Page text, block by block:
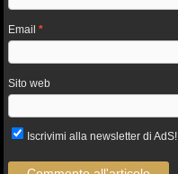
Email*
Sito web
Iscrivimi alla newsletter di AdS!